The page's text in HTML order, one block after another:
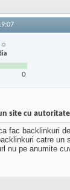
0
site cu
fac backlinkuri
catre un
nu pe anumite